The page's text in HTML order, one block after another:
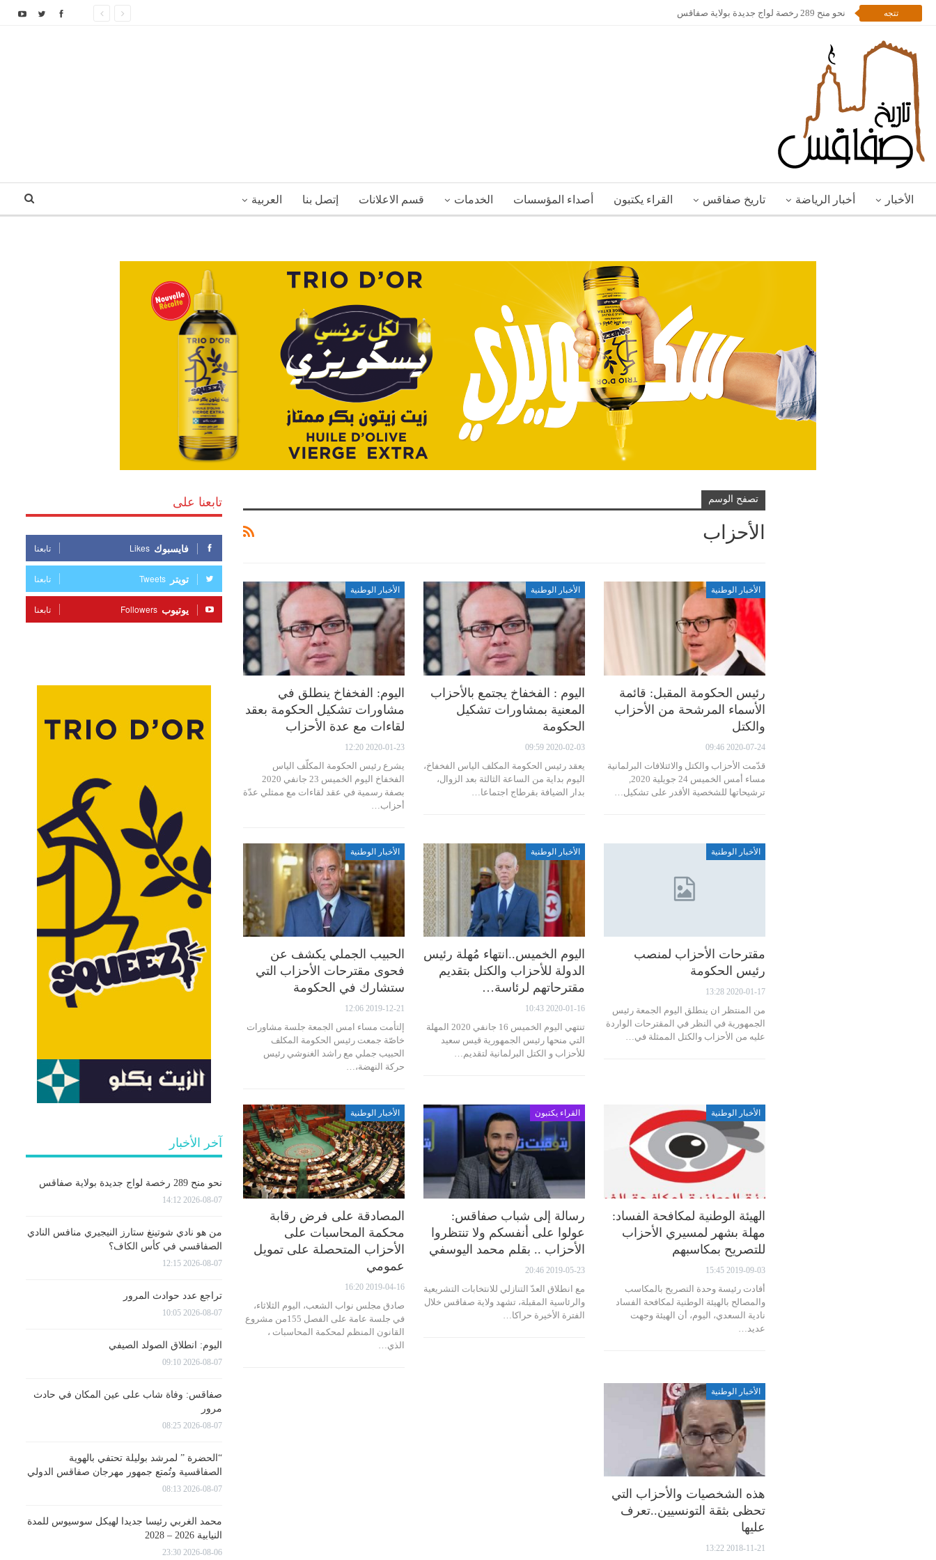
تتجه نحو منح 289 رخصة لواج جديدة بولاية صفاقس
الأخبار أخبار الرياضة تاريخ صفاقس القراء يكتبون أصداء المؤسسات الخدمات قسم الاعلانات إتصل بنا العربية
تصفح الوسم
الأحزاب
الأخبار الوطنية
رئيس الحكومة المقبل: قائمة
الأسماء المرشحة من الأحزاب
والكتل
2020-07-24 09:46
قدّمت الأحزاب والكتل والائتلافات البرلمانية
ترشيحاتها للشخصية الأقدر على تشكيل…
الأخبار الوطنية
اليوم : الفخفاخ يجتمع بالأحزاب
المعنية بمشاورات تشكيل
الحكومة
2020-02-03 09:59
يعقد رئيس الحكومة المكلف الياس الفخفاخ،
اليوم بداية من الساعة الثالثة بعد الزوال،
بدار الضيافة بقرطاج اجتماعا…
الأخبار الوطنية
اليوم: الفخفاخ ينطلق في
مشاورات تشكيل الحكومة بعقد
لقاءات مع عدة الأحزاب
2020-01-23 12:20
يشرع رئيس الحكومة المكلّف الياس
الفخفاخ اليوم الخميس 23 جانفي 2020
بصفة رسمية في عقد لقاءات مع ممثلي عدّة
أحزاب…
الأخبار الوطنية
مقترحات الأحزاب لمنصب
رئيس الحكومة
2020-01-17 13:28
من المنتظر ان ينطلق اليوم الجمعة رئيس
الجمهورية في النظر في المقترحات الواردة
عليه من الأحزاب والكتل الممثلة في…
الأخبار الوطنية
اليوم الخميس..انتهاء مُهلة رئيس
الدولة للأحزاب والكتل بتقديم
مقترحاتهم لرئاسة…
2020-01-16 10:43
تنتهي اليوم الخميس 16 جانفي 2020 المهلة
التي منحها رئيس الجمهورية قيس سعيد
للأحزاب و الكتل البرلمانية لتقديم…
الأخبار الوطنية
الحبيب الجملي يكشف عن
فحوى مقترحات الأحزاب التي
ستشارك في الحكومة
2019-12-21 12:06
إلتأمت مساء امس الجمعة جلسة مشاورات
خاصّة جمعت رئيس الحكومة المكلف
الحبيب جملي مع راشد الغنوشي رئيس
حركة النهضة،…
الأخبار الوطنية
الهيئة الوطنية لمكافحة الفساد:
مهلة بشهر لمسيري الأحزاب
للتصريح بمكاسبهم
2019-09-03 15:45
أفادت رئيسة وحدة التصريح بالمكاسب
والمصالح بالهيئة الوطنية لمكافحة الفساد
نادية السعدي، اليوم، أن الهيئة وجهت
عديد…
القراء يكتبون
رسالة إلى شباب صفاقس:
عولوا على أنفسكم ولا تنتظروا
الأحزاب .. بقلم محمد اليوسفي
2019-05-23 20:46
مع انطلاق العدّ التنازلي للانتخابات التشريعية
والرئاسية المقبلة، تشهد ولاية صفاقس خلال
الفترة الأخيرة حراكا…
الأخبار الوطنية
المصادقة على فرض رقابة
محكمة المحاسبات على
الأحزاب المتحصلة على تمويل
عمومي
2019-04-16 16:20
صادق مجلس نواب الشعب، اليوم الثلاثاء،
في جلسة عامة على الفصل 155من مشروع
القانون المنظم لمحكمة المحاسبات ،
الذي…
الأخبار الوطنية
هذه الشخصيات والأحزاب التي
تحظى بثقة التونسيين..تعرف
عليها
2018-11-21 13:22
تابعنا على
فايسبوك Likes تابعنا
تويتر Tweets تابعنا
يوتيوب Followers تابعنا
آخر الأخبار
نحو منح 289 رخصة لواج جديدة بولاية صفاقس
2026-08-07 14:12
من هو نادي شوتينغ ستارز النيجيري منافس النادي
الصفاقسي في كأس الكاف؟
2026-08-07 12:15
تراجع عدد حوادث المرور
2026-08-07 10:05
اليوم: انطلاق الصولد الصيفي
2026-08-07 09:10
صفاقس: وفاة شاب على عين المكان في حادث
مرور
2026-08-07 08:25
“الحضرة ” لمرشد بوليلة تحتفي بالهوية
الصفاقسية وتُمتع جمهور مهرجان صفاقس الدولي
2026-08-07 08:13
محمد الغربي رئيسا جديدا لهيكل سوسيوس للمدة
النيابية 2026 – 2028
2026-08-06 23:30